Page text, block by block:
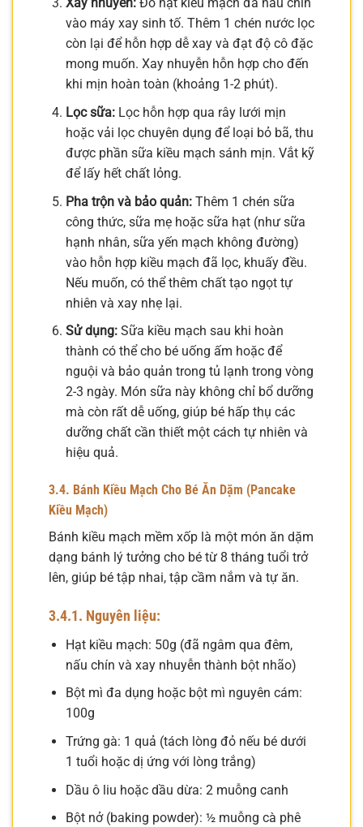
Xay nhuyễn:Đổ hạt kiều mạch đã nấu chín
vào máy xay sinh tố. Thêm 1 chén nước lọc
còn lại để hỗn hợp dễ xay và đạt độ cô đặc
mong muốn. Xay nhuyễn hỗn hợp cho đến
khi mịn hoàn toàn (khoảng 1-2 phút).
Lọc sữa:Lọc hỗn hợp qua rây lưới mịn
hoặc vải lọc chuyên dụng để loại bỏ bã, thu
được phần sữa kiều mạch sánh mịn. Vắt kỹ
để lấy hết chất lỏng.
Pha trộn và bảo quản:Thêm 1 chén sữa
công thức, sữa mẹ hoặc sữa hạt (như sữa
hạnh nhân, sữa yến mạch không đường)
vào hỗn hợp kiều mạch đã lọc, khuấy đều.
Nếu muốn, có thể thêm chất tạo ngọt tự
nhiên và xay nhẹ lại.
Sử dụng:Sữa kiều mạch sau khi hoàn
thành có thể cho bé uống ấm hoặc để
nguội và bảo quản trong tủ lạnh trong vòng
2-3 ngày. Món sữa này không chỉ bổ dưỡng
mà còn rất dễ uống, giúp bé hấp thụ các
dưỡng chất cần thiết một cách tự nhiên và
hiệu quả.
3.4. Bánh Kiều Mạch Cho Bé Ăn Dặm (Pancake
Kiều Mạch)
Bánh kiều mạch mềm xốp là một món ăn dặm
dạng bánh lý tưởng cho bé từ 8 tháng tuổi trở
lên, giúp bé tập nhai, tập cầm nắm và tự ăn.
3.4.1. Nguyên liệu:
Hạt kiều mạch: 50g (đã ngâm qua đêm,
nấu chín và xay nhuyễn thành bột nhão)
Bột mì đa dụng hoặc bột mì nguyên cám:
100g
Trứng gà: 1 quả (tách lòng đỏ nếu bé dưới
1 tuổi hoặc dị ứng với lòng trắng)
Dầu ô liu hoặc dầu dừa: 2 muỗng canh
Bột nở (baking powder): ½ muỗng cà phê